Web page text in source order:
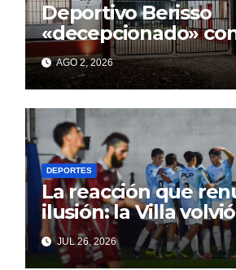
Deportivo Berisso
«decepcionado»
Cagliardi y sus
incumplidas
AGO 2, 2026
DEPORTES
La reacción que
ilusión: la Villa
triunfo con fútbol y
personalidad
JUL 26, 2026